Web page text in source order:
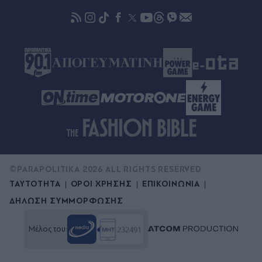
ΤΑΥΤΟΤΗΤΑ ΟΡΟΙ ΧΡΗΣΗΣ
ΕΠΙΚΟΙΝΩΝΙΑ
ΔΗΛΩΣΗ ΣΥΜΜΟΡΦΩΣΗΣ
©PARAPOLITIKA 2026 ALL RIGHTS RESERVED
Μέλος του: